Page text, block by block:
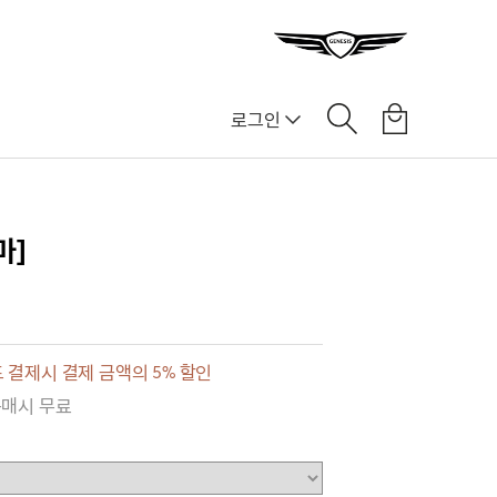
로그인
]
결제시 결제 금액의 5% 할인
시 무료